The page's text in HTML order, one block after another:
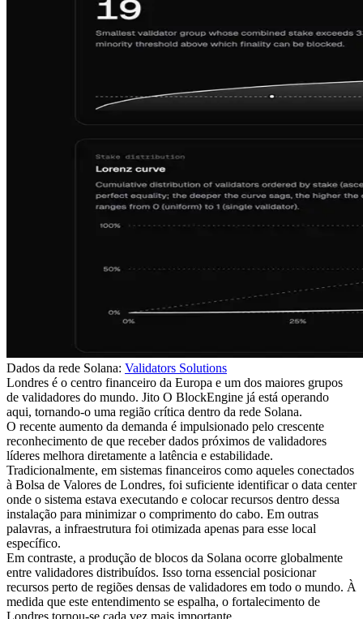
Dados da rede Solana: Validators Solutions
Londres é o centro financeiro da Europa e um dos maiores grupos
de validadores do mundo. Jito O BlockEngine já está operando
aqui, tornando-o uma região crítica dentro da rede Solana.
O recente aumento da demanda é impulsionado pelo crescente
reconhecimento de que receber dados próximos de validadores
líderes melhora diretamente a latência e estabilidade.
Tradicionalmente, em sistemas financeiros como aqueles conectados
à Bolsa de Valores de Londres, foi suficiente identificar o data center
onde o sistema estava executando e colocar recursos dentro dessa
instalação para minimizar o comprimento do cabo. Em outras
palavras, a infraestrutura foi otimizada apenas para esse local
específico.
Em contraste, a produção de blocos da Solana ocorre globalmente
entre validadores distribuídos. Isso torna essencial posicionar
recursos perto de regiões densas de validadores em todo o mundo. À
medida que este entendimento se espalha, o fortalecimento de
Londres tornou-se cada vez mais importante.